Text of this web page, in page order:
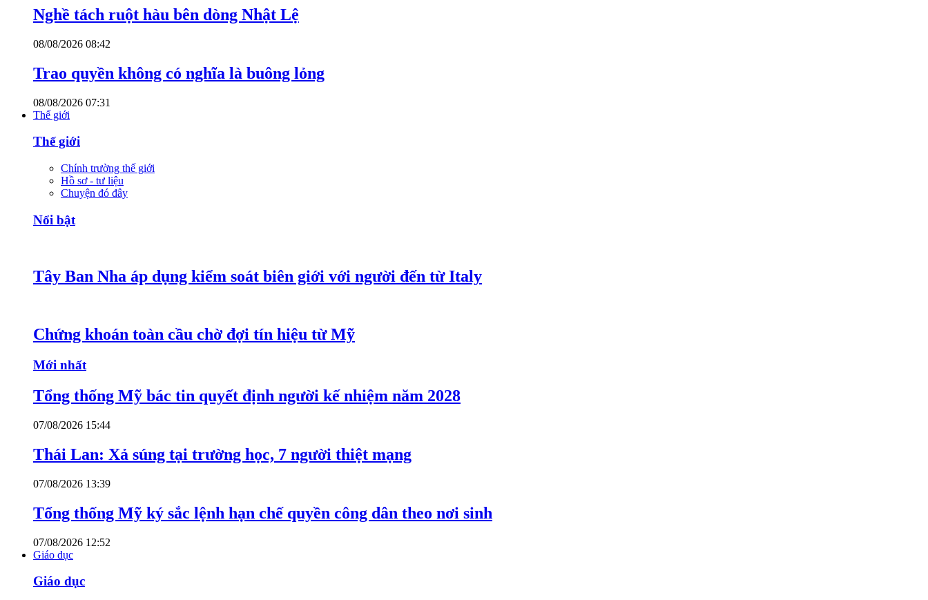
Nghề tách ruột hàu bên dòng Nhật Lệ
08/08/2026 08:42
Trao quyền không có nghĩa là buông lỏng
08/08/2026 07:31
Thế giới
Thế giới
Chính trường thế giới
Hồ sơ - tư liệu
Chuyện đó đây
Nổi bật
Tây Ban Nha áp dụng kiểm soát biên giới với người đến từ Italy
Chứng khoán toàn cầu chờ đợi tín hiệu từ Mỹ
Mới nhất
Tổng thống Mỹ bác tin quyết định người kế nhiệm năm 2028
07/08/2026 15:44
Thái Lan: Xả súng tại trường học, 7 người thiệt mạng
07/08/2026 13:39
Tổng thống Mỹ ký sắc lệnh hạn chế quyền công dân theo nơi sinh
07/08/2026 12:52
Giáo dục
Giáo dục